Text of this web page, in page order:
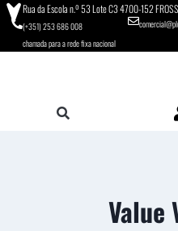
Rua da Escola n.º 53 Lote C3 4700-152
(+351) 253 686 008
chamada para a rede fixa nacional
Value